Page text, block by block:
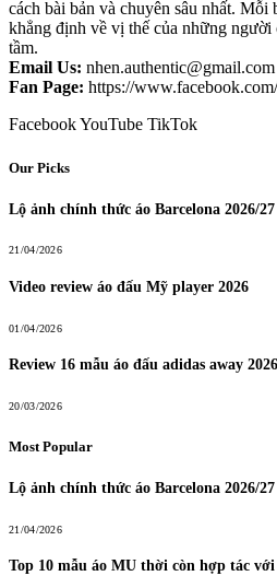
cách bài bản và chuyên sâu nhất.
khẳng định về vị thế của những người
tầm.
Email Us: nhen.authentic@gmail.com
Fan Page: https://
FacebookYouTube TikTok
Our Picks
Lộ ảnh chính thức áo Barcelona 2026/27
21/04/2026
Video review áo đấu Mỹ player 2026
01/04/2026
Review 16 mẫu áo đấu adidas away
20/03/2026
Most Popular
Lộ ảnh chính thức áo Barcelona 2026/27
21/04/2026
Top 10 mẫu áo MU thời còn hợp tác